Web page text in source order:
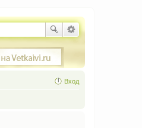
Вход